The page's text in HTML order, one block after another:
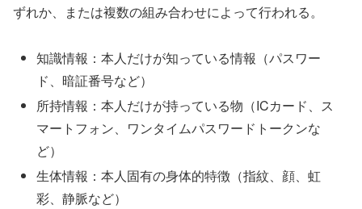
ずれか、または複数の組み合わせによって行われる。
知識情報：本人だけが知っている情報（パスワー
ド、暗証番号など）
所持情報：本人だけが持っている物（ICカード、ス
マートフォン、ワンタイムパスワードトークンな
ど）
生体情報：本人固有の身体的特徴（指紋、顔、虹
彩、静脈など）